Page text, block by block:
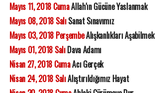
Mayıs 11, 2018 CumaAllah'ın Gücüne Yaslanmak
Mayıs 08, 2018 SalıSanat Sınavımız
Mayıs 03, 2018 PerşembeAlışkanlıkları Aşabilmek
Mayıs 01, 2018 SalıDava Adamı
Nisan 27, 2018 CumaAcı Gerçek
Nisan 24, 2018 SalıAlıştırıldığımız Hayat